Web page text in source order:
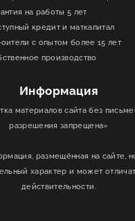
на работы 5 лет
кредит и маткапитал
с опытом более 15 лет
производство
Информация
материалов сайта без
разрешения запрещена»
размещённая на сайте,
характер и может
действительности.